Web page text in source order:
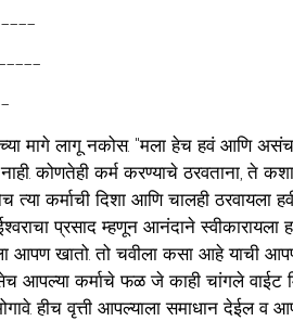
मागे लागू नकोस. "मला हेच हवं
नाही. कोणतेही कर्म करण्याचे ठरवताना,
त्या कर्माची दिशा आणि चालही
प्रसाद म्हणून आनंदाने
आपण खातो. तो चवीला कसा आहे याची
आपल्या कर्माचे फळ जे काही चांगले
हीच वृत्ती आपल्याला समाधान देईल व